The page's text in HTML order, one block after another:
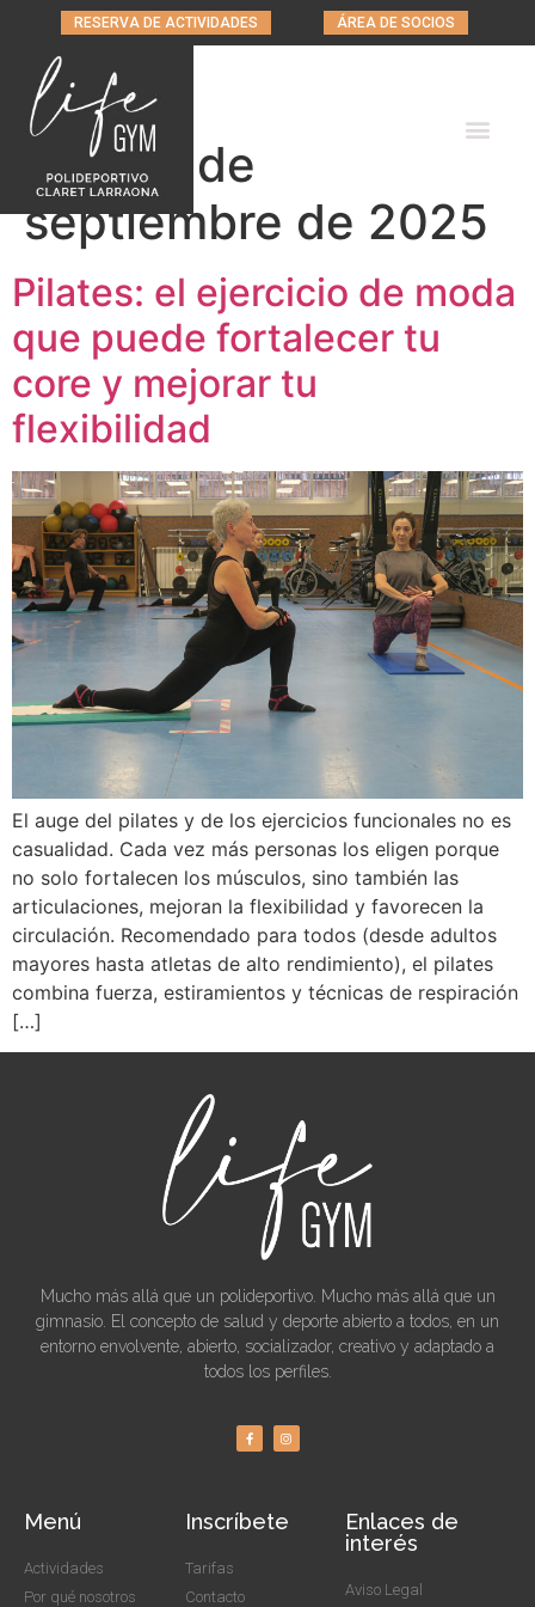
RESERVA DE ACTIVIDADES ÁREA DE SOCIOS
Día:24 de
septiembre de 2025
Pilates: el ejercicio de moda
que puede fortalecer tu
core y mejorar tu
flexibilidad
El auge del pilates y de los ejercicios funcionales no es
casualidad. Cada vez más personas los eligen porque
no solo fortalecen los músculos, sino también las
articulaciones, mejoran la flexibilidad y favorecen la
circulación. Recomendado para todos (desde adultos
mayores hasta atletas de alto rendimiento), el pilates
combina fuerza, estiramientos y técnicas de respiración
[…]
Mucho más allá que un polideportivo. Mucho más allá que un
gimnasio. El concepto de salud y deporte abierto a todos, en un
entorno envolvente, abierto, socializador, creativo y adaptado a
todos los perfiles.
Menú
Actividades
Por qué nosotros
Inscríbete
Tarifas
Contacto
Enlaces de
interés
Aviso Legal